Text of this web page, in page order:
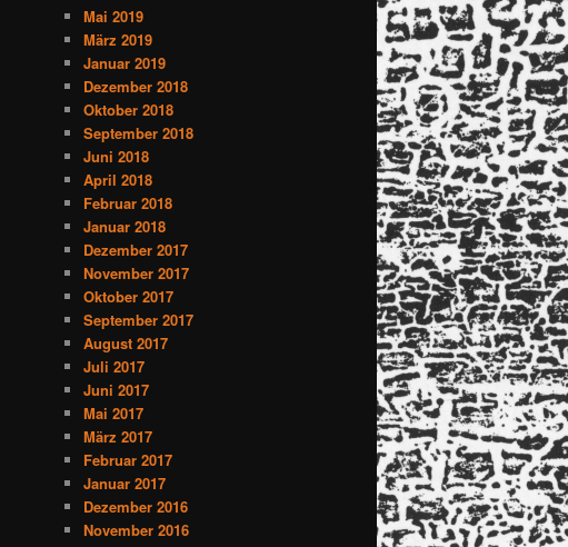
Mai 2019
März 2019
Januar 2019
Dezember 2018
Oktober 2018
September 2018
Juni 2018
April 2018
Februar 2018
Januar 2018
Dezember 2017
November 2017
Oktober 2017
September 2017
August 2017
Juli 2017
Juni 2017
Mai 2017
März 2017
Februar 2017
Januar 2017
Dezember 2016
November 2016